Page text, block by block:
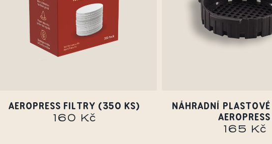
AEROPRESS FILTRY (350 KS)
160 Kč
NÁHRADNÍ
AEROPRESS
165 Kč